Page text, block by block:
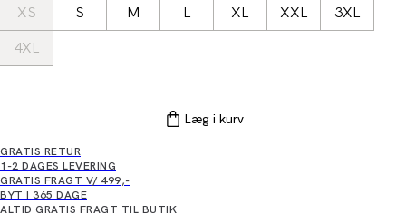
XS S M L XL XXL
3XL
4XL
Læg i kurv
GRATIS RETUR
1-2 DAGES LEVERING
GRATIS FRAGT V/ 499,-
BYT I 365 DAGE
ALTID GRATIS FRAGT TIL BUTIK